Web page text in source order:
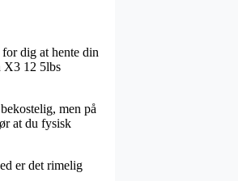
dig at hente din
X3 12 5lbs
men på
at du fysisk
er det rimelig